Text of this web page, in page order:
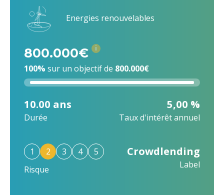
Energies renouvelables
800.000€ i
100% sur un objectif de 800.000€
10.00 ans
Durée
5,00 %
Taux d'intérêt annuel
1 2 3 4
5
Risque
Crowdlending
Label